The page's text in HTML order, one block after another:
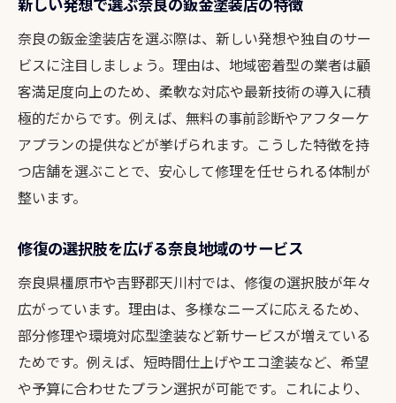
奈良の鈑金塗装店を選ぶ際は、新しい発想や独自のサー
ビスに注目しましょう。理由は、地域密着型の業者は顧
客満足度向上のため、柔軟な対応や最新技術の導入に積
極的だからです。例えば、無料の事前診断やアフターケ
アプランの提供などが挙げられます。こうした特徴を持
つ店舗を選ぶことで、安心して修理を任せられる体制が
整います。
修復の選択肢を広げる奈良地域のサービス
奈良県橿原市や吉野郡天川村では、修復の選択肢が年々
広がっています。理由は、多様なニーズに応えるため、
部分修理や環境対応型塗装など新サービスが増えている
ためです。例えば、短時間仕上げやエコ塗装など、希望
や予算に合わせたプラン選択が可能です。これにより、